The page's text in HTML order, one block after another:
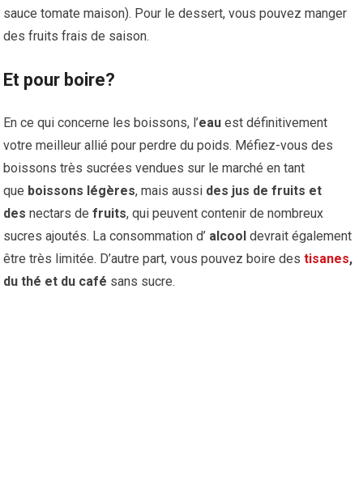
sauce tomate maison). Pour le dessert, vous pouvez manger
des fruits frais de saison.
Et pour boire?
En ce qui concerne les boissons, l’eau est définitivement
votre meilleur allié pour perdre du poids. Méfiez-vous des
boissons très sucrées vendues sur le marché en tant
que boissons légères, mais aussi des jus de fruits et
des nectars defruits, qui peuvent contenir de nombreux
sucres ajoutés. La consommation d’ alcool devrait également
être très limitée. D’autre part, vous pouvez boire destisanes,
du thé et du café sans sucre.